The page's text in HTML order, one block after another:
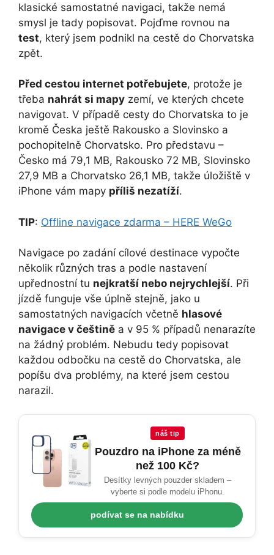
klasické samostatné navigaci, takže nemá
smysl je tady popisovat. Pojďme rovnou na
test, který jsem podnikl na cestě do Chorvatska
zpět.
Před cestou internet potřebujete, protože je
třeba nahrát si mapy zemí, ve kterých chcete
navigovat. V případě cesty do Chorvatska to je
kromě Česka ještě Rakousko a Slovinsko a
pochopitelně Chorvatsko. Pro představu –
Česko má 79,1 MB, Rakousko 72 MB, Slovinsko
27,9 MB a Chorvatsko 26,1 MB, takže úložiště v
iPhone vám mapy příliš nezatíží.
TIP: Offline navigace zdarma – HERE WeGo
Navigace po zadání cílové destinace vypočte
několik různých tras a podle nastavení
upřednostní tu nejkratší nebo nejrychlejší. Při
jízdě funguje vše úplně stejně, jako u
samostatných navigacích včetně hlasové
navigace v češtině a v 95 % případů nenarazíte
na žádný problém. Nebudu tedy popisovat
každou odbočku na cestě do Chorvatska, ale
popíšu dva problémy, na které jsem cestou
narazil.
náš tip
Pouzdro na iPhone za méně
než 100 Kč?
Desítky levných pouzder skladem –
vyberte si podle modelu iPhonu.
podívat se na nabídku